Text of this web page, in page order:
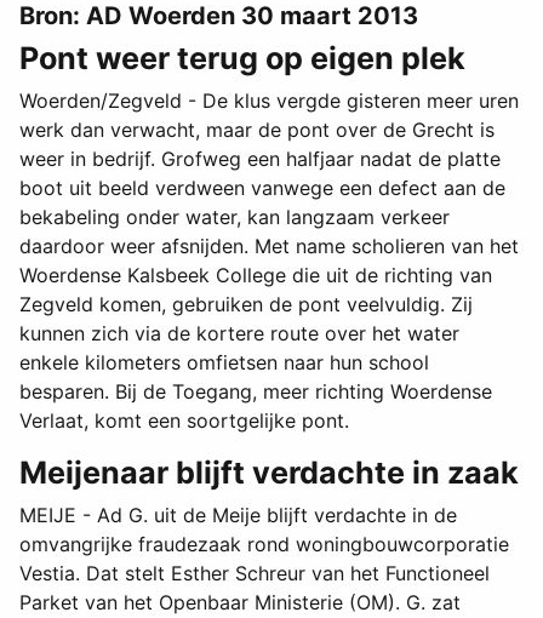
Bron: AD Woerden 30 maart 2013
Pont weer terug op eigen plek
Woerden/Zegveld - De klus vergde gisteren meer uren
werk dan verwacht, maar de pont over de Grecht is
weer in bedrijf. Grofweg een halfjaar nadat de platte
boot uit beeld verdween vanwege een defect aan de
bekabeling onder water, kan langzaam verkeer
daardoor weer afsnijden. Met name scholieren van het
Woerdense Kalsbeek College die uit de richting van
Zegveld komen, gebruiken de pont veelvuldig. Zij
kunnen zich via de kortere route over het water
enkele kilometers omfietsen naar hun school
besparen. Bij de Toegang, meer richting Woerdense
Verlaat, komt een soortgelijke pont.
Meijenaar blijft verdachte in zaak
MEIJE - Ad G. uit de Meije blijft verdachte in de
omvangrijke fraudezaak rond woningbouwcorporatie
Vestia. Dat stelt Esther Schreur van het Functioneel
Parket van het Openbaar Ministerie (OM). G. zat